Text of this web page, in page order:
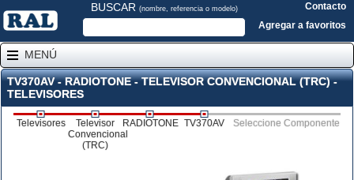
BUSCAR (nombre, referencia o modelo)
Contacto
Agregar a favoritos
MENÚ
TV370AV - RADIOTONE - TELEVISOR CONVENCIONAL (TRC) -
TELEVISORES
Televisores
Televisor
Convencional
(TRC)
RADIOTONE TV370AV Seleccione Componente